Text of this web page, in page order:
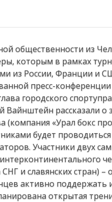
общественности из
которым в рамках
из России, Франции и
пресс-
городского
Вайнштейн рассказали
(компания «Урал бокс
будет
Участники двух
и славянских стран)
активно поддержать
открытая